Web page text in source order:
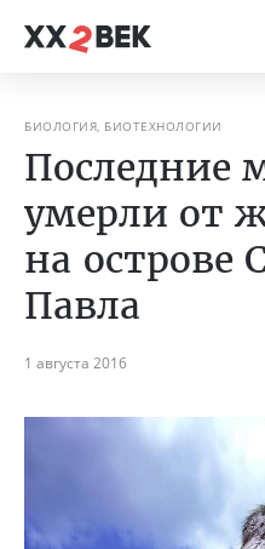
БИОЛОГИЯ, БИОТЕХНОЛОГИИ
Последние
умерли от
на острове
Павла
1 августа 2016